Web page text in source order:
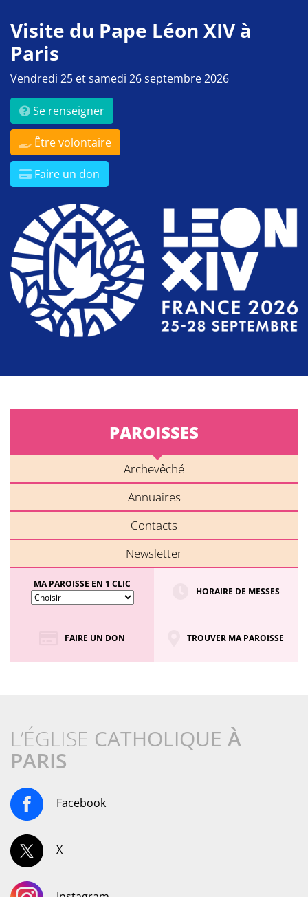
Visite du Pape Léon XIV à
Paris
Vendredi 25 et samedi 26 septembre 2026
Se renseigner
Être volontaire
Faire un don
PAROISSES
Archevêché
Annuaires
Contacts
Newsletter
MA PAROISSE EN 1 CLIC
HORAIRE DE MESSES
FAIRE UN DON TROUVER MA PAROISSE
L’ÉGLISE CATHOLIQUE À
PARIS
Facebook
X